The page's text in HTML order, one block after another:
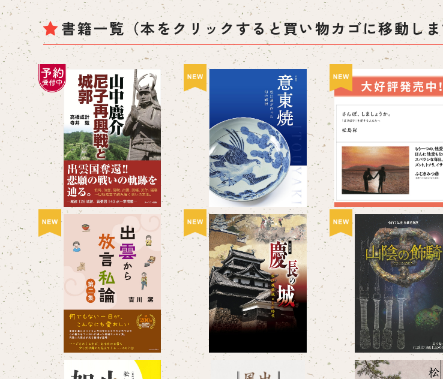
書籍一覧（本をクリックすると買い物カゴに移動しま
【予約受付中】山中鹿介 尼
子再興戦と城郭
¥3,300
予約商品
松江歴史館 企画展図録 「意
東焼-松江藩の作った幻の磁
器」
¥1,100
さんぽ、しましょうか。
けばけ」を愛する人た
出雲から放言私論 第二集
¥1,650
松江歴史館 特別展図録 「慶
長の城」
¥1,100
八雲立つ風土記の丘 企
録 「山陰の飾騎」
¥1,430